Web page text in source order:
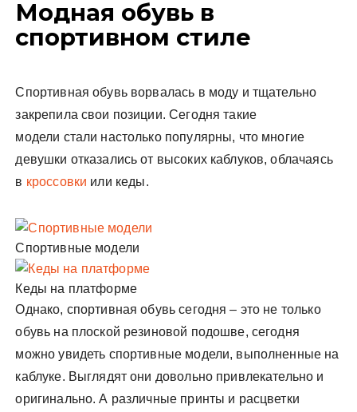
Модная обувь в
спортивном стиле
Спортивная обувь ворвалась в моду и тщательно
закрепила свои позиции. Сегодня такие
модели стали настолько популярны, что многие
девушки отказались от высоких каблуков, облачаясь
в кроссовки или кеды.
Спортивные модели
Кеды на платформе
Однако, спортивная обувь сегодня – это не только
обувь на плоской резиновой подошве, сегодня
можно увидеть спортивные модели, выполненные на
каблуке. Выглядят они довольно привлекательно и
оригинально. А различные принты и расцветки